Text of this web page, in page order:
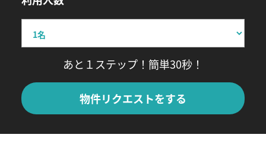
あと１ステップ！簡単30秒！
物件リクエストをする